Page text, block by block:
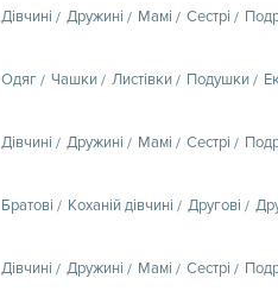
Дівчині Дружині Мамі Сестрі
Одяг Чашки Листівки Подушки
Дівчині Дружині Мамі Сестрі
Братові Коханій дівчині Другові
Дівчині Дружині Мамі Сестрі